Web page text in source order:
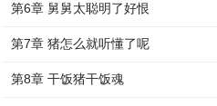
第6章 舅舅太聪明了好恨
第7章 猪怎么就听懂了呢
第8章 干饭猪干饭魂